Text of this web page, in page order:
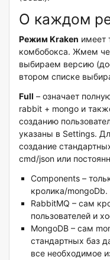
О каждом
Режим Kraken имеет
комбобокса. Жмем
выбираем версию
втором списке
Full – означает
rabbit + mongo и
созданию
указаны в Settings.
создание
cmd/json или
Components –
кролика/mongoDb.
RabbitMQ – сам
пользователей и
MongoDB – сам
стандартных баз
все необходимое